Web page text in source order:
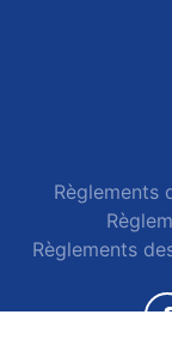
Règlements
Règlements